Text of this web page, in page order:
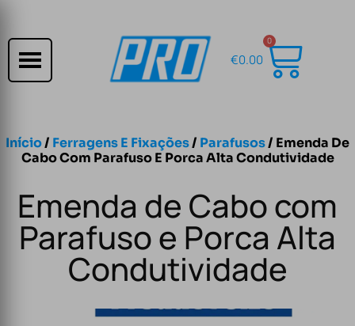
€0.00
0
Início/ Ferragens E Fixações/ Parafusos/ Emenda De
Cabo Com Parafuso E Porca Alta Condutividade
Emenda de Cabo com
Parafuso e Porca Alta
Condutividade